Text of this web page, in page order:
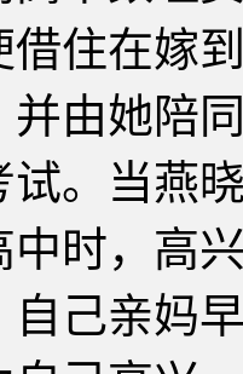
借住在嫁
并由她陪
试。当燕
中时，高
自己亲妈